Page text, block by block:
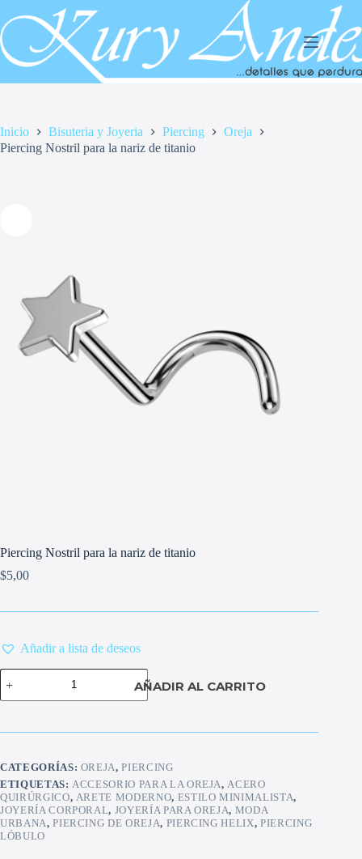
al
contenido
Inicio Bisuteria y Joyeria Piercing
Oreja
Piercing Nostril para la nariz de titanio
Piercing Nostril para la nariz de titanio
$5,00
Añadir a lista de deseos
Piercing
Nostril
para
nariz
cantidad
AÑADIR AL CARRITO
CATEGORÍAS: OREJA,PIERCING
ETIQUETAS: ACCESORIO PARA LA OREJA, ACERO
QUIRÚRGICO, ARETE MODERNO, ESTILO MINIMALISTA,
JOYERÍA CORPORAL, JOYERÍA PARA OREJA, MODA
URBANA,PIERCING DE OREJA, PIERCING HELIX,PIERCING
LÓBULO